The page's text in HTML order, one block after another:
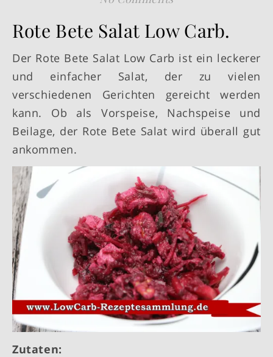
Rote Bete Salat Low Carb.
Der Rote Bete Salat Low Carb ist ein leckerer
und einfacher Salat, der zu vielen
verschiedenen Gerichten gereicht werden
kann. Ob als Vorspeise, Nachspeise und
Beilage, der Rote Bete Salat wird überall gut
ankommen.
Zutaten: